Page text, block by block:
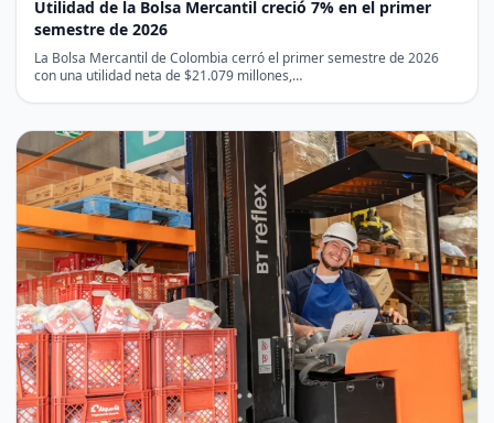
Utilidad de la Bolsa Mercantil creció 7% en el primer
semestre de 2026
La Bolsa Mercantil de Colombia cerró el primer semestre de 2026
con una utilidad neta de $21.079 millones,…